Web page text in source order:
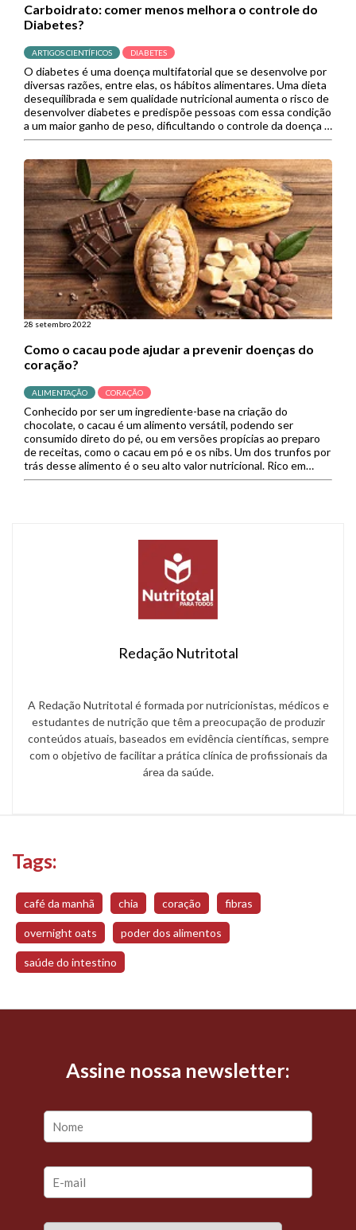
Carboidrato: comer menos melhora o controle do
Diabetes?
ARTIGOS CIENTÍFICOS DIABETES
O diabetes é uma doença multifatorial que se desenvolve por
diversas razões, entre elas, os hábitos alimentares. Uma dieta
desequilibrada e sem qualidade nutricional aumenta o risco de
desenvolver diabetes e predispõe pessoas com essa condição
a um maior ganho de peso, dificultando o controle da doença e
a prevenção de suas complicações. Nesse sentido, […]
28 setembro 2022
Como o cacau pode ajudar a prevenir doenças do
coração?
ALIMENTAÇÃO CORAÇÃO
Conhecido por ser um ingrediente-base na criação do
chocolate, o cacau é um alimento versátil, podendo ser
consumido direto do pé, ou em versões propícias ao preparo
de receitas, como o cacau em pó e os nibs. Um dos trunfos por
trás desse alimento é o seu alto valor nutricional. Rico em
nutrientes como zinco, […]
Redação Nutritotal
A Redação Nutritotal é formada por nutricionistas, médicos e
estudantes de nutrição que têm a preocupação de produzir
conteúdos atuais, baseados em evidência científicas, sempre
com o objetivo de facilitar a prática clínica de profissionais da
área da saúde.
Tags:
café da manhã chia coração fibras
overnight oats poder dos alimentos
saúde do intestino
Assine nossa newsletter: